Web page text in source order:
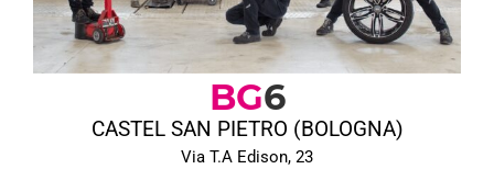
BG6
CASTEL SAN PIETRO (BOLOGNA)
Via T.A Edison, 23